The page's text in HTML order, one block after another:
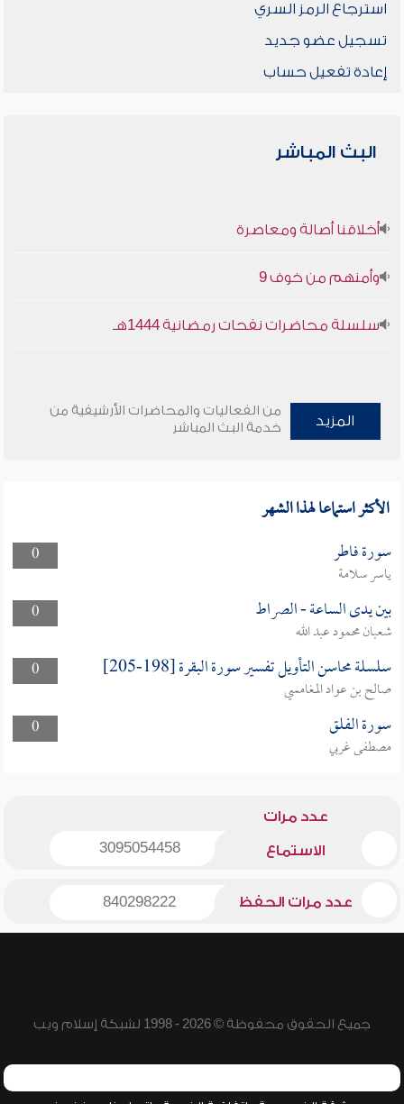
استرجاع الرمز السري
تسجيل عضو جديد
إعادة تفعيل حساب
البث المباشر
أخلاقنا أصالة ومعاصرة
وأمنهم من خوف 9
سلسلة محاضرات نفحات رمضانية 1444هـ
المزيد
من الفعاليات والمحاضرات الأرشيفية من
خدمة البث المباشر
الأكثر استماعا لهذا الشهر
0 سورة فاطر
ياسر سلامة
0
بين يدى الساعة - الصراط
شعبان محمود عبد الله
0
سلسلة محاسن التأويل تفسير سورة البقرة [198-205]
صالح بن عواد المغامسي
0
سورة الفلق
مصطفى غربي
عدد مرات
الاستماع 3095054458
عدد مرات الحفظ 840298222
جميع الحقوق محفوظة © 2026 - 1998 لشبكة إسلام ويب